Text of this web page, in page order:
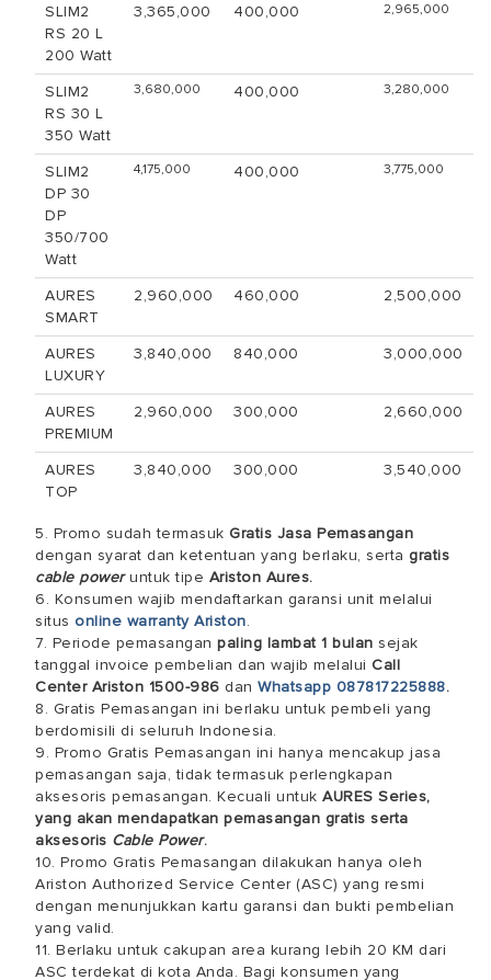
SLIM2
RS 20 L
200 Watt
3,365,000 400,000 2,965,000
SLIM2
RS 30 L
350 Watt
3,680,000 400,000 3,280,000
SLIM2
DP 30
DP
350/700
Watt
4,175,000 400,000 3,775,000
AURES
SMART
2,960,000 460,000 2,500,000
AURES
LUXURY
3,840,000 840,000 3,000,000
AURES
PREMIUM
2,960,000 300,000 2,660,000
AURES
TOP
3,840,000 300,000 3,540,000
5. Promo sudah termasuk Gratis Jasa Pemasangan
dengan syarat dan ketentuan yang berlaku, serta gratis
cable poweruntuk tipe Ariston Aures.
6. Konsumen wajib mendaftarkan garansi unit melalui
situs online warranty Ariston.
7. Periode pemasangan paling lambat 1 bulan sejak
tanggal invoice pembelian dan wajib melalui Call
Center Ariston 1500-986 dan Whatsapp 087817225888.
8. Gratis Pemasangan ini berlaku untuk pembeli yang
berdomisili di seluruh Indonesia.
9. Promo Gratis Pemasangan ini hanya mencakup jasa
pemasangan saja, tidak termasuk perlengkapan
aksesoris pemasangan. Kecuali untuk AURES Series,
yang akan mendapatkan pemasangan gratis serta
aksesoris Cable Power.
10. Promo Gratis Pemasangan dilakukan hanya oleh
Ariston Authorized Service Center (ASC) yang resmi
dengan menunjukkan kartu garansi dan bukti pembelian
yang valid.
11. Berlaku untuk cakupan area kurang lebih 20 KM dari
ASC terdekat di kota Anda. Bagi konsumen yang